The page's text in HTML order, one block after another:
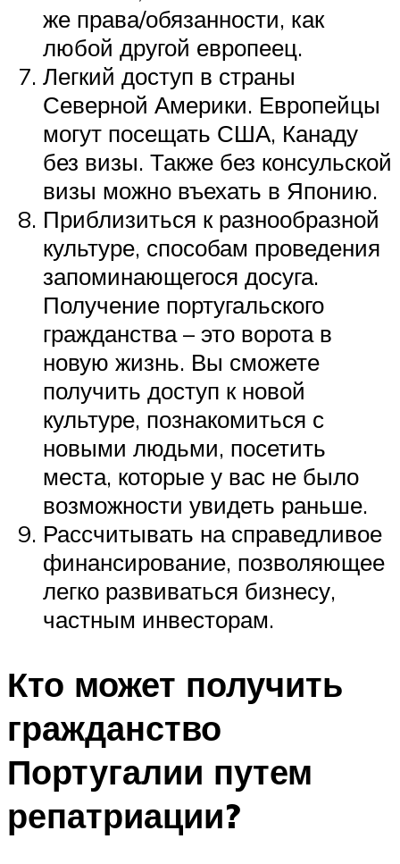
же права/обязанности, как
любой другой европеец.
Легкий доступ в страны
Северной Америки. Европейцы
могут посещать США, Канаду
без визы. Также без консульской
визы можно въехать в Японию.
Приблизиться к разнообразной
культуре, способам проведения
запоминающегося досуга.
Получение португальского
гражданства – это ворота в
новую жизнь. Вы сможете
получить доступ к новой
культуре, познакомиться с
новыми людьми, посетить
места, которые у вас не было
возможности увидеть раньше.
Рассчитывать на справедливое
финансирование, позволяющее
легко развиваться бизнесу,
частным инвесторам.
Кто может получить
гражданство
Португалии путем
репатриации?